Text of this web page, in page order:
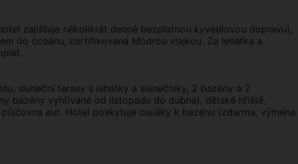
zajišťuje několikrát denně bezplatnou kyvadlovou dopravu),
do oceánu, certifikovaná Modrou vlajkou. Za lehátka a
sluneční terasy s lehátky a slunečníky, 2 bazény a 2
bazény vyhřívané od listopadu do dubna), dětské hřiště,
aut. Hotel poskytuje osušky k bazénu (zdarma, výměna